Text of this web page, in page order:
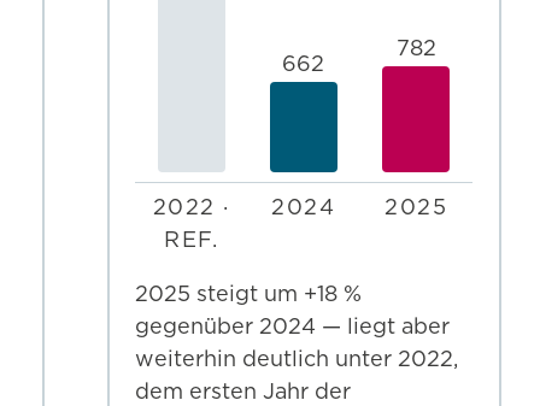
662
782
2022 ·
REF.
2024 2025
2025 steigt um +18 %
gegenüber 2024 — liegt aber
weiterhin deutlich unter 2022,
dem ersten Jahr der